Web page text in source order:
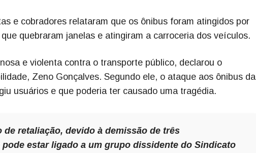
e cobradores relataram que os ônibus foram atingidos por
quebraram janelas e atingiram a carroceria dos veículos.
e violenta contra o transporte público, declarou o
Zeno Gonçalves. Segundo ele, o ataque aos ônibus da
usuários e que poderia ter causado uma tragédia.
retaliação, devido à demissão de três
estar ligado a um grupo dissidente do Sindicato